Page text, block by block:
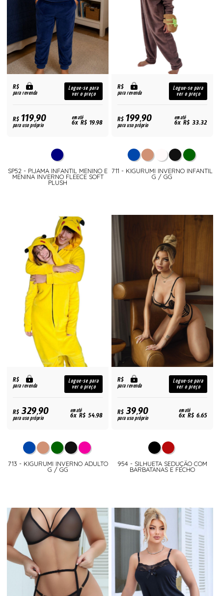
R$
para revenda
Logue-se para
ver o preço
R$119,90
para uso próprio
em até
6x R$ 19,98
SP52 - PIJAMA INFANTIL MENINO E
MENINA INVERNO FLEECE SOFT
PLUSH
R$
para revenda
Logue-se para
ver o preço
R$199,90
para uso próprio
em até
6x R$ 33,32
711 - KIGURUMI INVERNO INFANTIL
G / GG
R$
para revenda
Logue-se para
ver o preço
R$329,90
para uso próprio
em até
6x R$ 54,98
713 - KIGURUMI INVERNO ADULTO
G / GG
R$
para revenda
Logue-se para
ver o preço
R$39,90
para uso próprio
em até
6x R$ 6,65
954 - SILHUETA SEDUÇÃO COM
BARBATANAS E FECHO